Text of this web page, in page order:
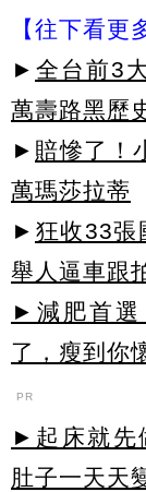
【往下看更
► 全台前3
萬壽路黑歷
► 賠慘了！
萬瑪莎拉蒂
► 狂收33張
舉人逼車跟
►減肥首選
了，瘦到你
PR
►起床就先
肚子一天天